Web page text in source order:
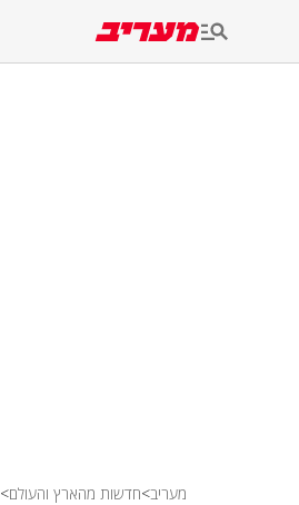
מעריב>חדשות מהארץ והעולם>